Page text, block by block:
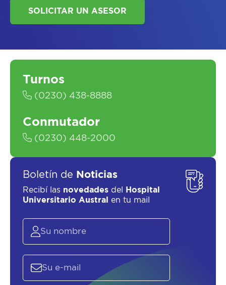
Turnos
(0230) 438-8888
Conmutador
(0230) 448-2000
Boletín de Noticias
Recibí las novedades del
Hospital
Universitario Austral
en tu mail